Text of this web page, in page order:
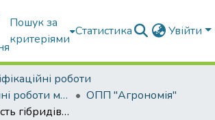
Пошук за
критеріями
Статистика Увійти
роботи
Кваліфікаційні роботи магістрів
ОПП "Агрономія"
Продуктивність гібридів соняшника залежно від густоти стояння рослин в умовах Кіровоградської області